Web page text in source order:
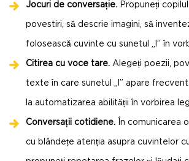
Jocuri de conversație. Propuneți
povestiri, să descrie imagini, să
folosească cuvinte cu sunetul „l” în
Citirea cu voce tare. Alegeți poezii,
texte în care sunetul „l” apare
la automatizarea abilității în vorbirea
Conversații cotidiene. În comunicarea
cu blândețe atenția asupra cuvintelor cu